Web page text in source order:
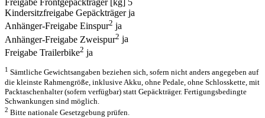
Freigabe Frontgepäckträger [kg] 5
Kindersitzfreigabe Gepäckträger ja
Anhänger-Freigabe Einspur2 ja
Anhänger-Freigabe Zweispur2 ja
Freigabe Trailerbike2 ja
1 Sämtliche Gewichtsangaben beziehen sich, sofern nicht anders angegeben auf
die kleinste Rahmengröße, inklusive Akku, ohne Pedale, ohne Schlosskette, mit
Packtaschenhalter (sofern verfügbar) statt Gepäckträger. Fertigungsbedingte
Schwankungen sind möglich.
2 Bitte nationale Gesetzgebung prüfen.